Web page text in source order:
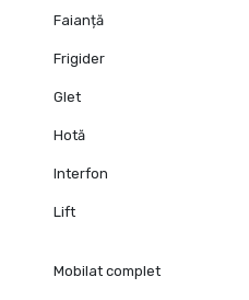
Faianță
Frigider
Glet
Hotă
Interfon
Lift
Mobilat complet